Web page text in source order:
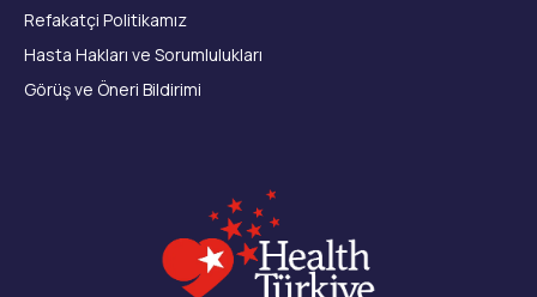
Refakatçi Politikamız
Hasta Hakları ve Sorumlulukları
Görüş ve Öneri Bildirimi